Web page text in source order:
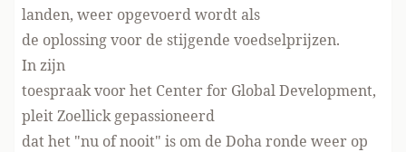
landen, weer opgevoerd wordt als
de oplossing voor de stijgende voedselprijzen.
In zijn
toespraak voor het Center for Global Development,
pleit Zoellick gepassioneerd
dat het "nu of nooit" is om de Doha ronde weer op